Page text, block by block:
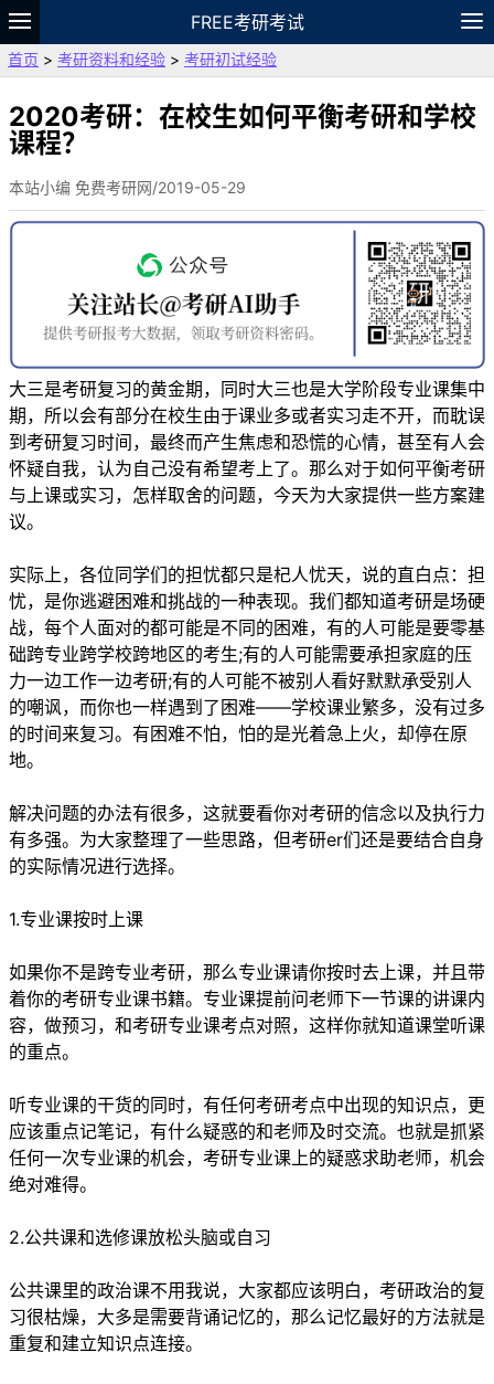
FREE考研考试
题库
故事 专题 APP
VIP
资料
首页 > 考研资料和经验 > 考研初试经验
2020考研：在校生如何平衡考研和学校
课程？
本站小编 免费考研网/2019-05-29
大三是考研复习的黄金期，同时大三也是大学阶段专业课集中
期，所以会有部分在校生由于课业多或者实习走不开，而耽误
到考研复习时间，最终而产生焦虑和恐慌的心情，甚至有人会
怀疑自我，认为自己没有希望考上了。那么对于如何平衡考研
与上课或实习，怎样取舍的问题，今天为大家提供一些方案建
议。
实际上，各位同学们的担忧都只是杞人忧天，说的直白点：担
忧，是你逃避困难和挑战的一种表现。我们都知道考研是场硬
战，每个人面对的都可能是不同的困难，有的人可能是要零基
础跨专业跨学校跨地区的考生;有的人可能需要承担家庭的压
力一边工作一边考研;有的人可能不被别人看好默默承受别人
的嘲讽，而你也一样遇到了困难——学校课业繁多，没有过多
的时间来复习。有困难不怕，怕的是光着急上火，却停在原
地。
解决问题的办法有很多，这就要看你对考研的信念以及执行力
有多强。为大家整理了一些思路，但考研er们还是要结合自身
的实际情况进行选择。
1.专业课按时上课
如果你不是跨专业考研，那么专业课请你按时去上课，并且带
着你的考研专业课书籍。专业课提前问老师下一节课的讲课内
容，做预习，和考研专业课考点对照，这样你就知道课堂听课
的重点。
听专业课的干货的同时，有任何考研考点中出现的知识点，更
应该重点记笔记，有什么疑惑的和老师及时交流。也就是抓紧
任何一次专业课的机会，考研专业课上的疑惑求助老师，机会
绝对难得。
2.公共课和选修课放松头脑或自习
公共课里的政治课不用我说，大家都应该明白，考研政治的复
习很枯燥，大多是需要背诵记忆的，那么记忆最好的方法就是
重复和建立知识点连接。